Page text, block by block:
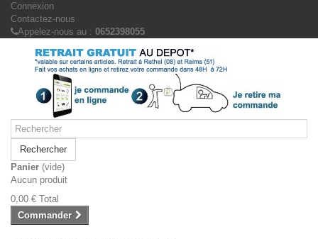
Connexion
Contactez-nous
Appelez-nous au : 0652398055
Rechercher
Panier (vide)
Aucun produit
0,00 € Total
Commander